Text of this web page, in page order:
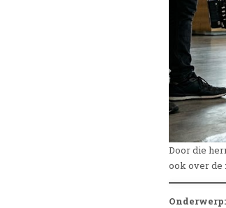
Door die
ook over de